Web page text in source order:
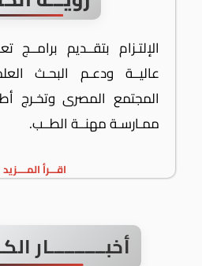
الإلتـزام بتقــديم برامــج
عاليــة ودعـم البحـث
المجتمع المصرى وتخـرج
ممـارسـة مهنــة الطــب.
اقـــرأ المــــزيد
أخبـــــــــــار